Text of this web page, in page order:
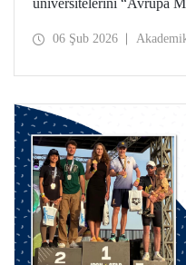
üniversitelerini “Avrupa
aldığı EELISA, 11 Şubat
06 Şub 2026